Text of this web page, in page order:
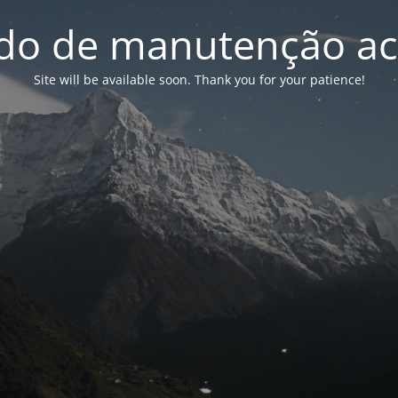
de manutenção
Site will be available soon. Thank you for your patience!